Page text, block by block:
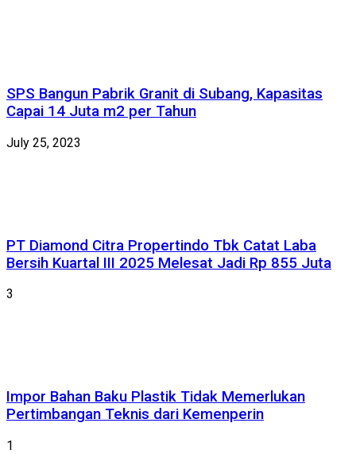
SPS Bangun Pabrik Granit di Subang, Kapasitas
Capai 14 Juta m2 per Tahun
July 25, 2023
PT Diamond Citra Propertindo Tbk Catat Laba
Bersih Kuartal III 2025 Melesat Jadi Rp 855 Juta
3
Impor Bahan Baku Plastik Tidak Memerlukan
Pertimbangan Teknis dari Kemenperin
1